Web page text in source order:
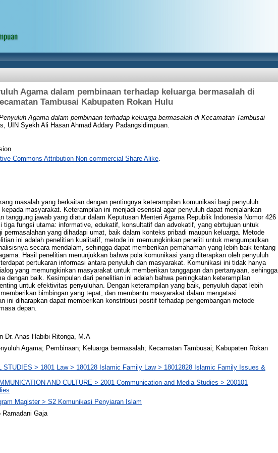
Agama dalam pembinaan terhadap keluarga bermasalah di
Tambusai Kabupaten Rokan Hulu
Agama dalam pembinaan terhadap keluarga bermasalah di Kecamatan Tambusai
UIN Syekh Ali Hasan Ahmad Addary Padangsidimpuan.
Commons Attribution Non-commercial Share Alike
masalah yang berkaitan dengan pentingnya keterampilan komunikasi bagi penyuluh
masyarakat. Keterampilan ini menjadi esensial agar penyuluh dapat menjalankan
tanggung jawab yang diatur dalam Keputusan Menteri Agama Republik Indonesia Nomor 426
tiga fungsi utama: informative, edukatif, konsultatif dan advokatif, yang ebrtujuan untuk
permasalahan yang dihadapi umat, baik dalam konteks pribadi maupun keluarga. Metode
ini adalah penelitian kualitatif, metode ini memungkinkan peneliti untuk mengumpulkan
secara mendalam, sehingga dapat memberikan pemahaman yang lebih baik tentang
Hasil penelitian menunjukkan bahwa pola komunikasi yang diterapkan oleh penyuluh
pertukaran informasi antara penyuluh dan masyarakat. Komunikasi ini tidak hanya
yang memungkinkan masyarakat untuk memberikan tanggapan dan pertanyaan, sehingga
dengan baik. Kesimpulan dari penelitian ini adalah bahwa peningkatan keterampilan
untuk efektivitas penyuluhan. Dengan keterampilan yang baik, penyuluh dapat lebih
bimbingan yang tepat, dan membantu masyarakat dalam mengatasi
ini diharapkan dapat memberikan konstribusi positif terhadap pengembangan metode
depan.
Dr. Anas Habibi Ritonga, M.A
Agama; Pembinaan; Keluarga bermasalah; Kecamatan Tambusai; Kabupaten Rokan
STUDIES > 1801 Law > 180128 Islamic Family Law > 18012828 Islamic Family Issues &
AND CULTURE > 2001 Communication and Media Studies > 200101
Magister > S2 Komunikasi Penyiaran Islam
Ramadani Gaja